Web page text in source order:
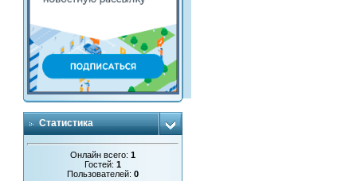
Статистика
Онлайн всего:1
Гостей:1
Пользователей:0